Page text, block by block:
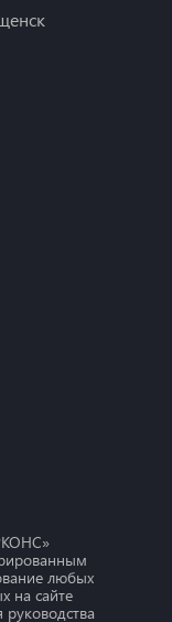
любых
на сайте
руководства